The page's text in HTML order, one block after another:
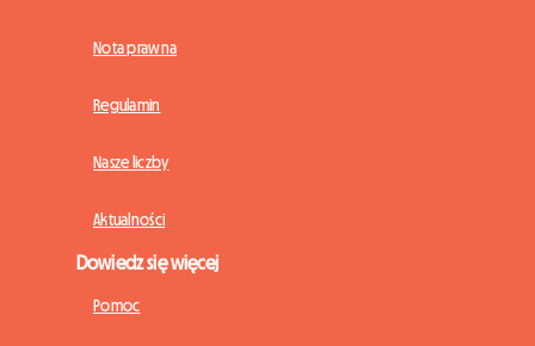
Nota prawna
Regulamin
Nasze liczby
Aktualności
Dowiedz się więcej
Pomoc